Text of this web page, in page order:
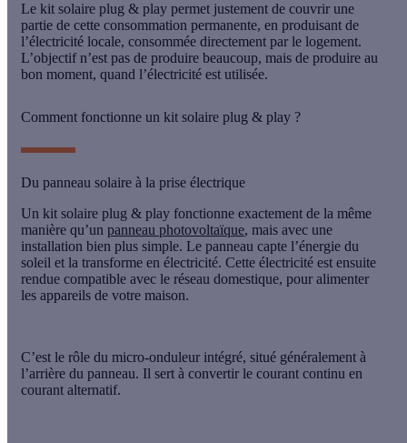
Le kit solaire plug & play permet justement de couvrir une
partie de cette consommation permanente, en produisant de
l’électricité locale, consommée directement par le logement.
L’objectif n’est pas de produire beaucoup, mais de produire au
bon moment, quand l’électricité est utilisée.
Comment fonctionne un kit solaire plug & play ?
Du panneau solaire à la prise électrique
Un kit solaire plug & play fonctionne exactement de la même
manière qu’un panneau photovoltaïque, mais avec une
installation bien plus simple. Le panneau capte l’énergie du
soleil et la transforme en électricité. Cette électricité est ensuite
rendue compatible avec le réseau domestique, pour alimenter
les appareils de votre maison.
C’est le rôle du micro-onduleur intégré, situé généralement à
l’arrière du panneau. Il sert à convertir le courant continu en
courant alternatif.